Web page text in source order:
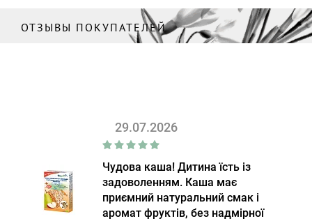
ОТЗЫВЫ ПОКУПАТЕЛЕЙ
29.07.2026
Чудова каша! Дитина їсть із
задоволенням. Каша має
приємний натуральний смак і
аромат фруктів, без надмірної